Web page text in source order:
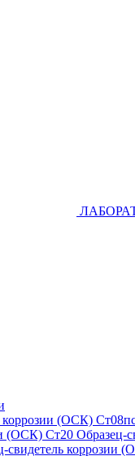
коррозии (ОСК)
(ОСК) Ст20 Образец-
свидетель коррозии